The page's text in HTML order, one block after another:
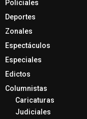
Policiales
Deportes
Zonales
Espectáculos
Especiales
Edictos
Columnistas
Caricaturas
Judiciales